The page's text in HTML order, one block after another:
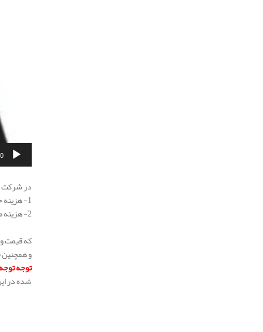
در شرکت
1- هزینه خدمات پاشش پلی یورتان
2- هزینه مواد پلی یورتان پاششی
که قیمت
و همچنین
توجه
شده در